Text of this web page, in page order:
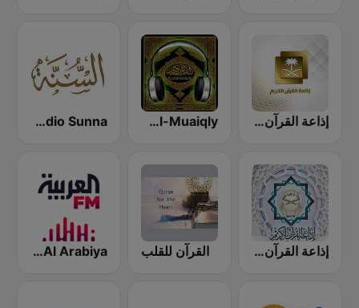
إذاعة القرآن الكريم - Holy Quran Radio Maher Al-Muaiqly (ماهر المعيقلي) Radio Sunna إذاعة السنة
إذاعة القرآن الكريم من القاهرة القرآن للقلب Al Arabiya (العربية FM)